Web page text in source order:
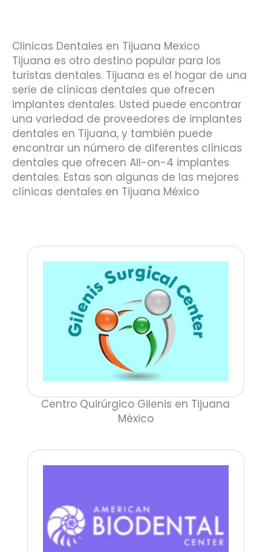
Clinicas Dentales en Tijuana Mexico
Tijuana es otro destino popular para los
turistas dentales. Tijuana es el hogar de una
serie de clínicas dentales que ofrecen
implantes dentales. Usted puede encontrar
una variedad de proveedores de implantes
dentales en Tijuana, y también puede
encontrar un número de diferentes clínicas
dentales que ofrecen All-on-4 implantes
dentales. Estas son algunas de las mejores
clínicas dentales en Tijuana México
Centro Quirúrgico Gilenis en Tijuana
México